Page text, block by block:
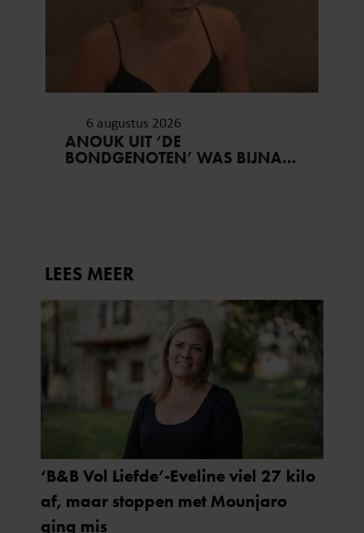
6 augustus 2026
ANOUK UIT ‘DE
BONDGENOTEN’ WAS BIJNA